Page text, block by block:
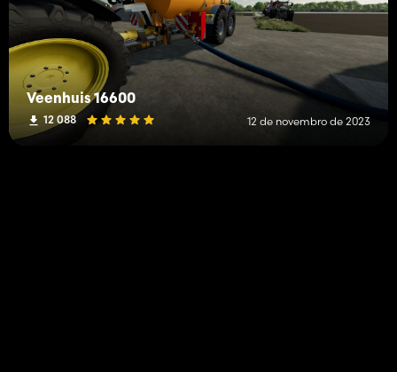
Veenhuis 16600
12 088 12 de novembro de 2023